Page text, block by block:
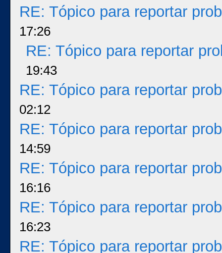
RE: Tópico para reportar
17:26
RE: Tópico para reportar
19:43
RE: Tópico para reportar
02:12
RE: Tópico para reportar
14:59
RE: Tópico para reportar
16:16
RE: Tópico para reportar
16:23
RE: Tópico para reportar